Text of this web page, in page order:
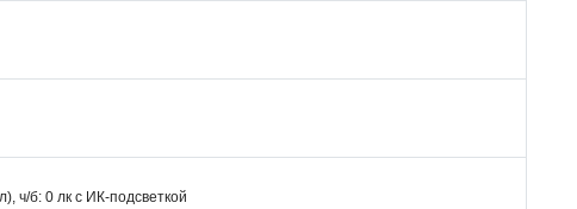
ч/б: 0 лк с ИК-подсветкой